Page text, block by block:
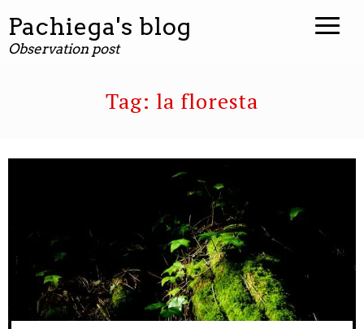
contenuto
Pachiega's blog
Observation post
Tag: la floresta